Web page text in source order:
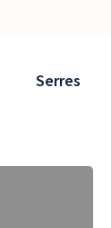
Serres